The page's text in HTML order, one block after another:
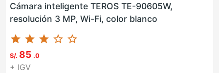
Cámara inteligente TEROS TE-90605W,
resolución 3 MP, Wi-Fi, color blanco
star star star star_border star_border
S/. 85 .0
+ IGV